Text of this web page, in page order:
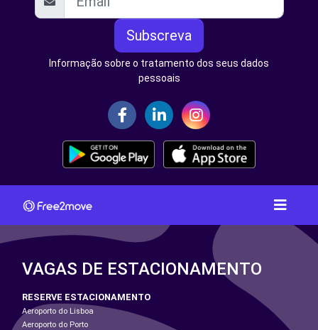
Subscreva
Informação sobre o tratamento dos seus dados
pessoais
VAGAS DE ESTACIONAMENTO
RESERVE ESTACIONAMENTO
Aeroporto do Lisboa
Aeroporto do Porto